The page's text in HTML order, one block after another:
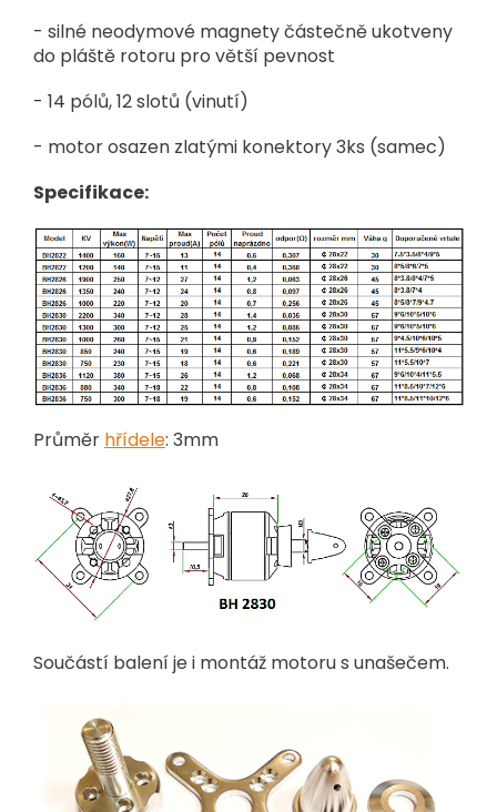
- silné neodymové magnety částečně ukotveny
do pláště rotoru pro větší pevnost
- 14 pólů, 12 slotů (vinutí)
- motor osazen zlatými konektory 3ks (samec)
Specifikace:
Průměr hřídele: 3mm
Součástí balení je i montáž motoru s unašečem.